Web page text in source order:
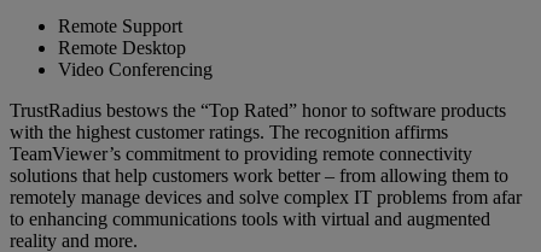
Remote Support
Remote Desktop
Video Conferencing
TrustRadius bestows the “Top Rated” honor to software products
with the highest customer ratings. The recognition affirms
TeamViewer’s commitment to providing remote connectivity
solutions that help customers work better – from allowing them to
remotely manage devices and solve complex IT problems from afar
to enhancing communications tools with virtual and augmented
reality and more.